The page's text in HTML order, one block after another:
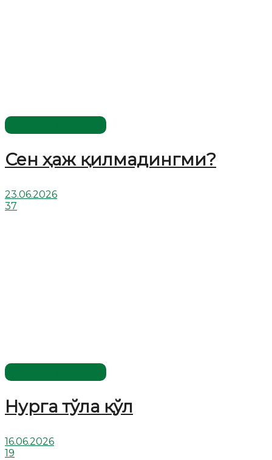
Сен ҳаж қилмадингми?
23.06.2026
37
Нурга тўла қўл
16.06.2026
19